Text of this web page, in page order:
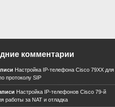
комментарии
Настройка IP-телефона Cisco 79XX для
протоколу SIP
Настройка IP-телефонов Cisco 79-й
работы за NAT и отладка